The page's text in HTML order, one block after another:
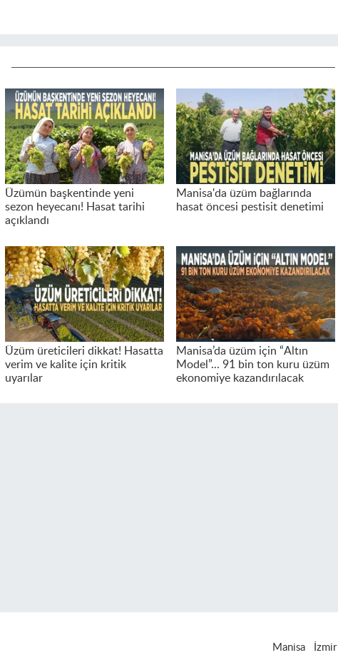
Üzümün başkentinde yeni
sezon heyecanı! Hasat tarihi
açıklandı
Manisa'da üzüm bağlarında
hasat öncesi pestisit denetimi
Üzüm üreticileri dikkat! Hasatta
verim ve kalite için kritik
uyarılar
Manisa’da üzüm için “Altın
Model”... 91 bin ton kuru üzüm
ekonomiye kazandırılacak
Manisa İzmir